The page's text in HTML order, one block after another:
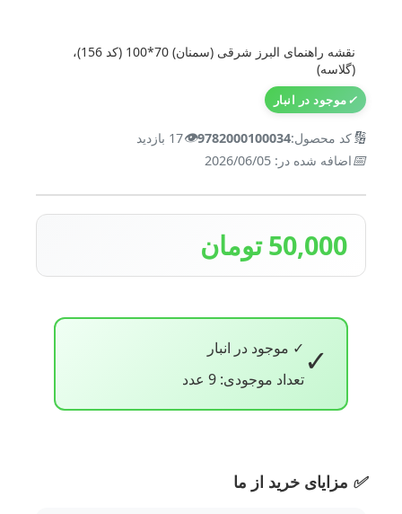
نقشه راهنمای البرز شرقی (سمنان) 70*100 (کد 156)،
(گلاسه)
✓موجود در انبار
🔢کد محصول:9782000100034
👁️17 بازدید
📅اضافه شده در: 2026/06/05
50,000 تومان
✓ ✓ موجود در انبار
تعداد موجودی: 9 عدد
✅ مزایای خرید از ما